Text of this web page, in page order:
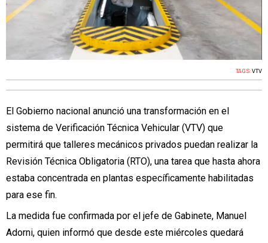
TAGS:VTV
El Gobierno nacional anunció una transformación en el
sistema de Verificación Técnica Vehicular (VTV) que
permitirá que talleres mecánicos privados puedan realizar la
Revisión Técnica Obligatoria (RTO), una tarea que hasta ahora
estaba concentrada en plantas específicamente habilitadas
para ese fin.
La medida fue confirmada por el jefe de Gabinete, Manuel
Adorni, quien informó que desde este miércoles quedará